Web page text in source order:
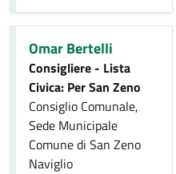
Omar Bertelli
Consigliere - Lista
Civica: Per San Zeno
Consiglio Comunale,
Sede Municipale
Comune di San Zeno
Naviglio